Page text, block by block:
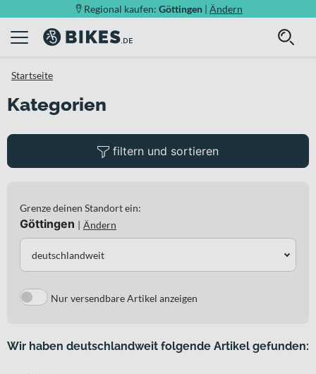
Regional kaufen: Göttingen | Ändern
Startseite
Kategorien
filtern und sortieren
Grenze deinen Standort ein:
Göttingen | Ändern
deutschlandweit
Nur versendbare Artikel anzeigen
Wir haben deutschlandweit folgende Artikel gefunden: